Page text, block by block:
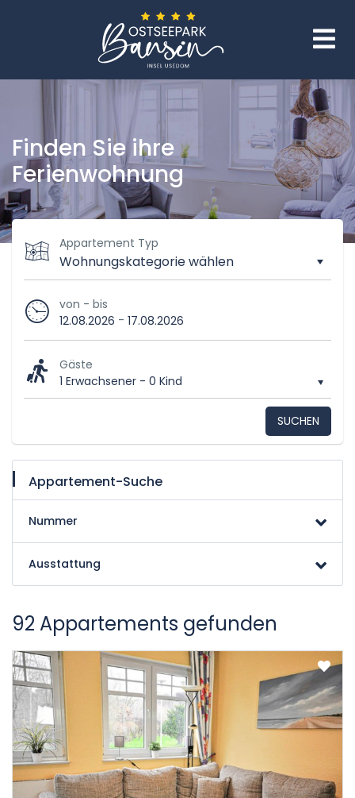
Finden Sie ihre
Ferienwohnung
Appartement Typ
von - bis
12.08.2026 - 17.08.2026
Gäste
1 Erwachsener - 0 Kind
SUCHEN
Appartement-Suche
Nummer
Ausstattung
92 Appartements gefunden